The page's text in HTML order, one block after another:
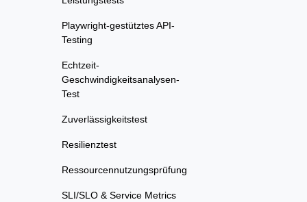
Playwright-gestütztes API-
Testing
Echtzeit-
Geschwindigkeitsanalysen-
Test
Zuverlässigkeitstest
Resilienztest
Ressourcennutzungsprüfung
SLI/SLO & Service Metrics